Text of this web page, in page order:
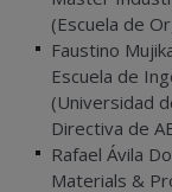
(Escuela de
Faustino
Escuela de
(Universidad
Directiva de
Rafael Ávila
Materials &